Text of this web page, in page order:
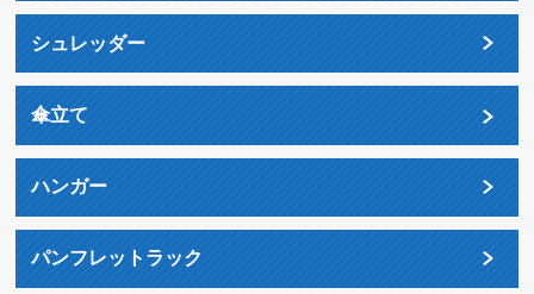
シュレッダー
傘立て
ハンガー
パンフレットラック